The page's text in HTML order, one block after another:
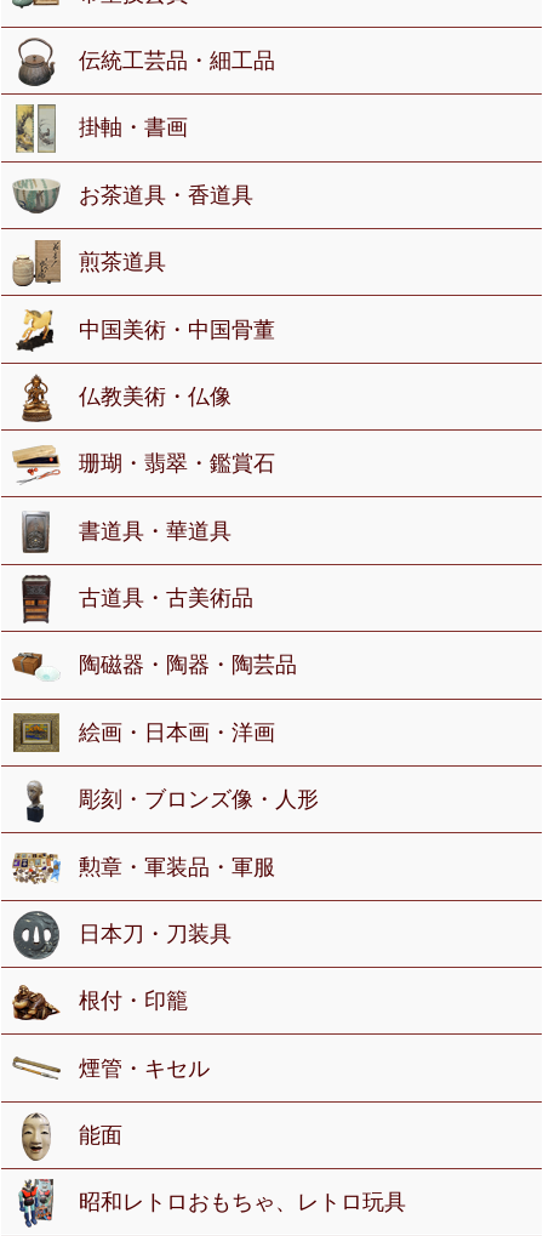
伝統工芸品・細工品
掛軸・書画
お茶道具・香道具
煎茶道具
中国美術・中国骨董
仏教美術・仏像
珊瑚・翡翠・鑑賞石
書道具・華道具
古道具・古美術品
陶磁器・陶器・陶芸品
絵画・日本画・洋画
彫刻・ブロンズ像・人形
勲章・軍装品・軍服
日本刀・刀装具
根付・印籠
煙管・キセル
能面
昭和レトロおもちゃ、レトロ玩具